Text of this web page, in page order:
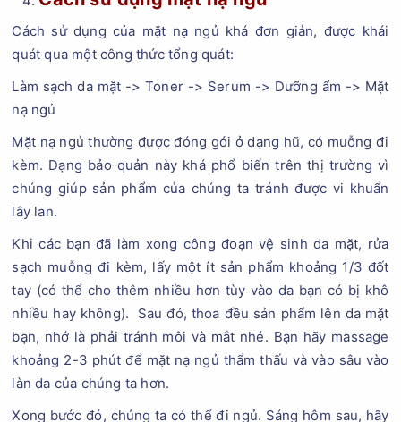
Cách sử dụng của mặt nạ ngủ khá đơn giản, được khái
quát qua một công thức tổng quát:
Làm sạch da mặt -> Toner -> Serum -> Dưỡng ẩm -> Mặt
nạ ngủ
Mặt nạ ngủ thường được đóng gói ở dạng hũ, có muỗng đi
kèm. Dạng bảo quản này khá phổ biến trên thị trường vì
chúng giúp sản phẩm của chúng ta tránh được vi khuẩn
lây lan.
Khi các bạn đã làm xong công đoạn vệ sinh da mặt, rửa
sạch muỗng đi kèm, lấy một ít sản phẩm khoảng 1/3 đốt
tay (có thể cho thêm nhiều hơn tùy vào da bạn có bị khô
nhiều hay không). Sau đó, thoa đều sản phẩm lên da mặt
bạn, nhớ là phải tránh môi và mắt nhé. Bạn hãy massage
khoảng 2-3 phút để mặt nạ ngủ thẩm thấu và vào sâu vào
làn da của chúng ta hơn.
Xong bước đó, chúng ta có thể đi ngủ. Sáng hôm sau, hãy